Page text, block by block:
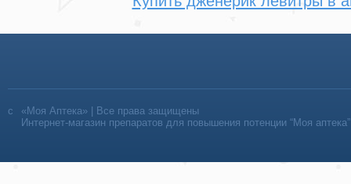
«Моя Аптека» | Все права защищены
Интернет-магазин препаратов для повышения потенции “Моя